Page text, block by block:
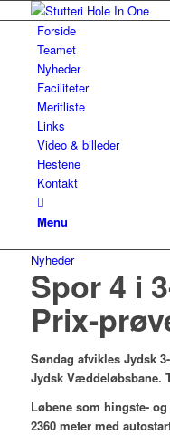
Forside
Teamet
Nyheder
Faciliteter
Meritliste
Links
Video & billeder
Hestene
Kontakt
Menu
Nyheder
Spor 4 i
Prix-
Søndag afvikles Jydsk
Jydsk Væddeløbsbane.
Løbene som hingste-
2360 meter med